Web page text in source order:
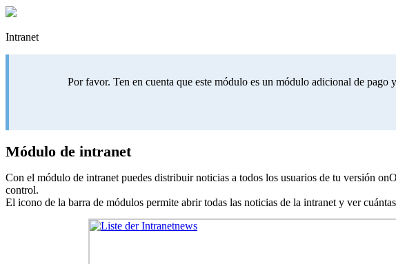
Intranet
Por favor. Ten en cuenta que este módulo es un módulo adicional de
Módulo de intranet
Con el módulo de intranet puedes distribuir noticias a todos los usuarios de tu versión
control.
El icono de la barra de módulos permite abrir todas las noticias de la intranet y ver